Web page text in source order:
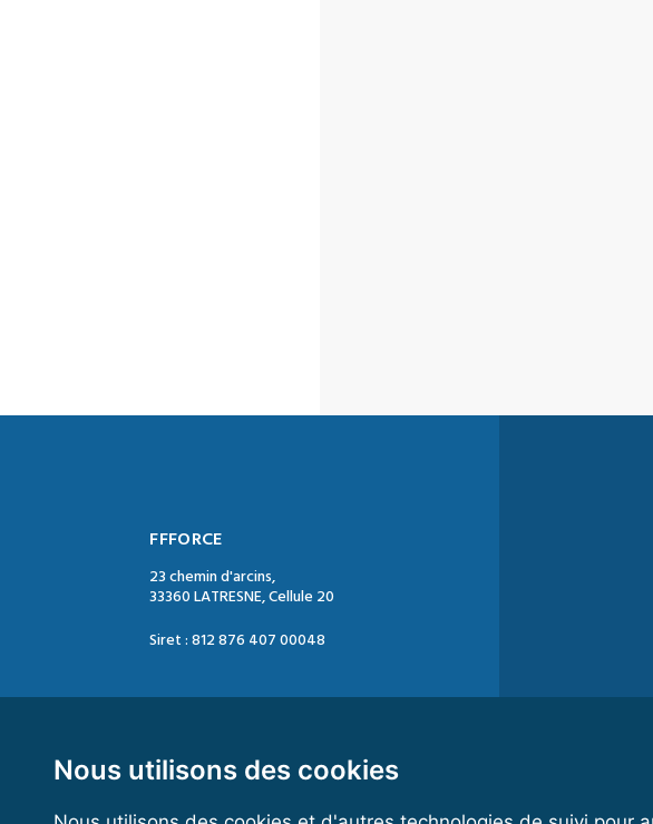
Nous utilisons des cookies
FFFORCE
23 chemin d'arcins,
33360 LATRESNE, Cellule 20
Siret : 812 876 407 00048
Mail : contact@ffforce.fr